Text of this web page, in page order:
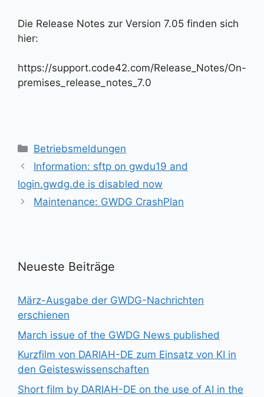
Die Release Notes zur Version 7.05 finden sich
hier:
https://support.code42.com/Release_Notes/On-
premises_release_notes_7.0
Kategorien
Betriebsmeldungen
Information: sftp on gwdu19 and
login.gwdg.de is disabled now
Maintenance: GWDG CrashPlan
Neueste Beiträge
März-Ausgabe der GWDG-Nachrichten
erschienen
March issue of the GWDG News published
Kurzfilm von DARIAH-DE zum Einsatz von KI in
den Geisteswissenschaften
Short film by DARIAH-DE on the use of AI in the